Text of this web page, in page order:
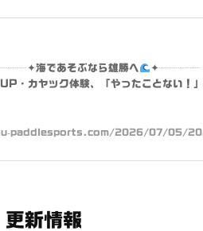
であそぶなら雄勝へ
✦┈┈┈┈
ヤック体験、「やったことない！」
paddlesports.com/2026/07/05/
更新情報